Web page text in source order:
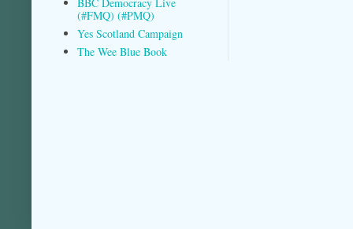
(#FMQ) (#PMQ)
Yes Scotland Campaign
The Wee Blue Book